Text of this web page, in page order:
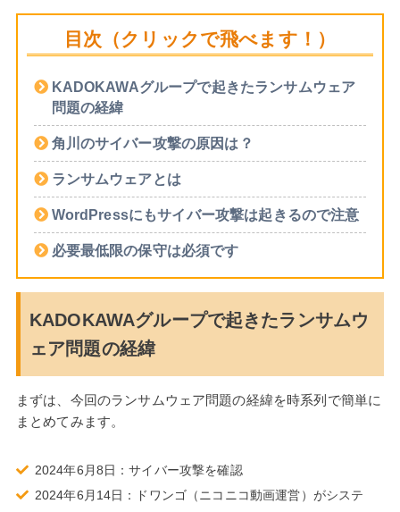
目次（クリックで飛べます！）
KADOKAWAグループで起きたランサムウェア
問題の経緯
角川のサイバー攻撃の原因は？
ランサムウェアとは
WordPressにもサイバー攻撃は起きるので注意
必要最低限の保守は必須です
KADOKAWAグループで起きたランサムウ
ェア問題の経緯
まずは、今回のランサムウェア問題の経緯を時系列で簡単に
まとめてみます。
2024年6月8日：サイバー攻撃を確認
2024年6月14日：ドワンゴ（ニコニコ動画運営）がシステ